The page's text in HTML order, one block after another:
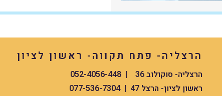
הרצליה- פתח תקווה- ראשון לציון
הרצליה- סוקולוב 36 | 052-4056-448
ראשון לציון- הרצל 47 | 077-536-7304